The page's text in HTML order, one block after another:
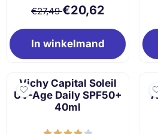
Van 27,49 voor 20,62
€27,49€20,62
In winkelmand
Vichy Capital Soleil
UV-Age Daily SPF50+
40ml